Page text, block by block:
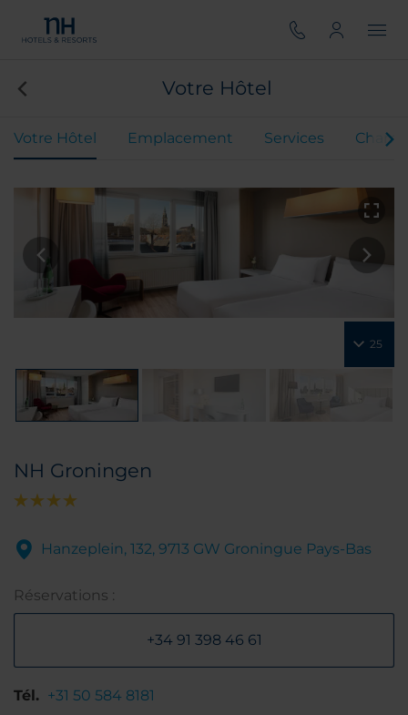
Votre Hôtel
Votre Hôtel Emplacement Services
25
NH Groningen
Hanzeplein, 132, 9713 GW Groningue Pays-Bas
Réservations :
+34 91 398 46 61
Tél. +31 50 584 8181